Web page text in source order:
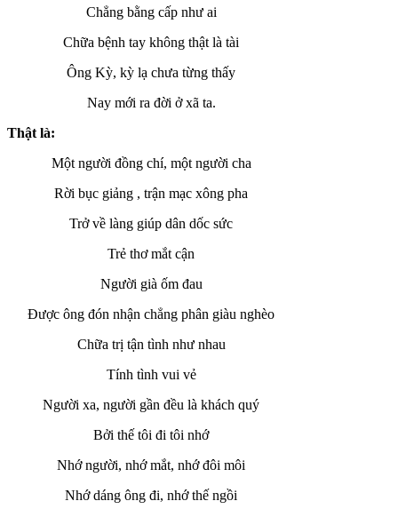
Chẳng bằng cấp như ai
Chữa bệnh tay không thật là tài
Ông Kỳ, kỳ lạ chưa từng thấy
Nay mới ra đời ở xã ta.
Thật là:
Một người đồng chí, một người cha
Rời bục giảng , trận mạc xông pha
Trở về làng giúp dân dốc sức
Trẻ thơ mắt cận
Người già ốm đau
Được ông đón nhận chẳng phân giàu nghèo
Chữa trị tận tình như nhau
Tính tình vui vẻ
Người xa, người gần đều là khách quý
Bởi thế tôi đi tôi nhớ
Nhớ người, nhớ mắt, nhớ đôi môi
Nhớ dáng ông đi, nhớ thế ngồi